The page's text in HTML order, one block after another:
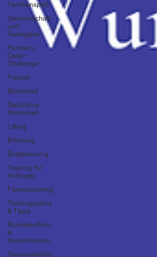
Familienspaß
Gemeinschaft
und
Teamgeist
Familien-
Oster-
Challenge
Freizeit
Schönheit
Natürliche
Schönheit
Lifting
Erholung
Entspannung
Training für
Anfänger
Fitnesstraining
Trainingspläne
& Tipps
Muskelaufbau
&
Körperformen
Trainingsfehler